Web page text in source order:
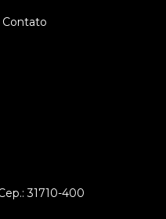
Contato
31710-400